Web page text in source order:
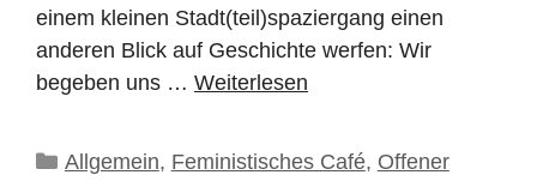
einem kleinen Stadt(teil)spaziergang einen
anderen Blick auf Geschichte werfen: Wir
begeben uns … Weiterlesen
Kategorien
Allgemein, Feministisches Café, Offener